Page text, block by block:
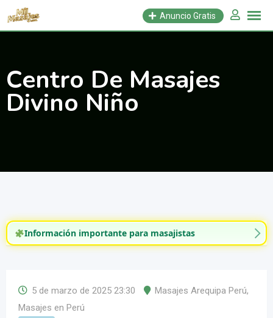
Saltar
Anuncio Gratis
Centro De Masajes
Divino Niño
Información importante para masajistas
5 de marzo de 2025 23:30 Masajes Arequipa Perú,
Masajes en Perú